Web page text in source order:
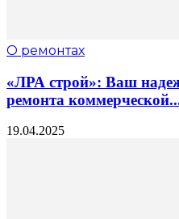
О ремонтах
«ЛРА строй»: Ваш
ремонта
19.04.2025